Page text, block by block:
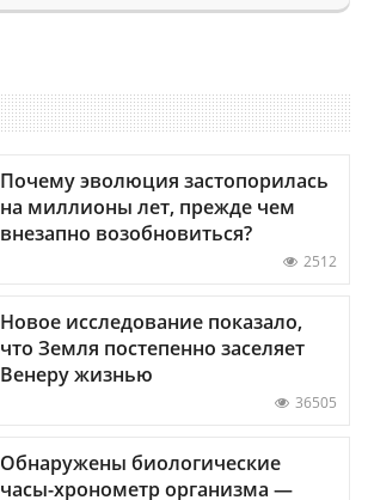
Почему эволюция застопорилась
на миллионы лет, прежде чем
внезапно возобновиться?
2512
Новое исследование показало,
что Земля постепенно заселяет
Венеру жизнью
36505
Обнаружены биологические
часы-хронометр организма —